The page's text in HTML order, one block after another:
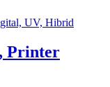
Printer